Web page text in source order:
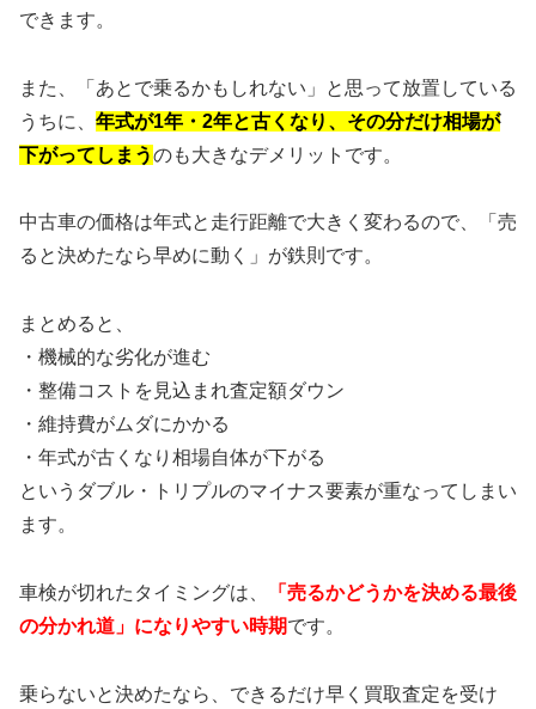
できます。
また、「あとで乗るかもしれない」と思って放置している
うちに、 年式が1年・2年と古くなり、その分だけ相場が
下がってしまうのも大きなデメリットです。
中古車の価格は年式と走行距離で大きく変わるので、「売
ると決めたなら早めに動く」が鉄則です。
まとめると、
・機械的な劣化が進む
・整備コストを見込まれ査定額ダウン
・維持費がムダにかかる
・年式が古くなり相場自体が下がる
というダブル・トリプルのマイナス要素が重なってしまい
ます。
車検が切れたタイミングは、
「売るかどうかを決める最後
の分かれ道」になりやすい時期です。
乗らないと決めたなら、できるだけ早く買取査定を受け